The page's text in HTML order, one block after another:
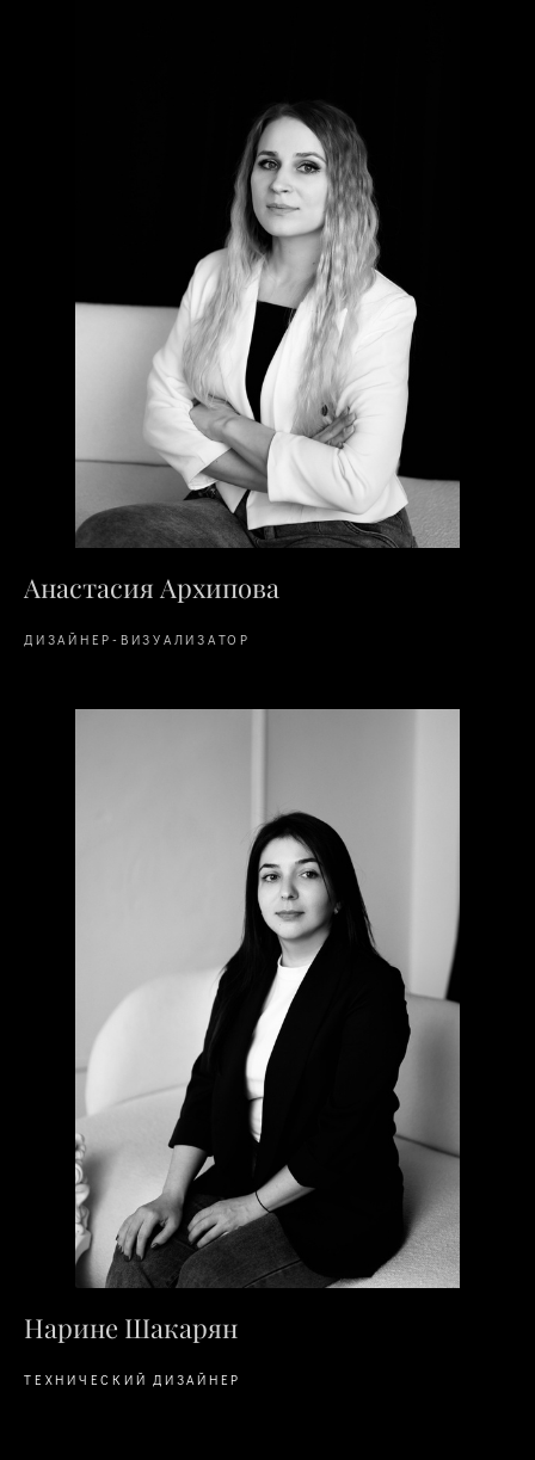
Анастасия Архипова
ДИЗАЙНЕР-ВИЗУАЛИЗАТОР
Нарине Шакарян
ТЕХНИЧЕСКИЙ ДИЗАЙНЕР